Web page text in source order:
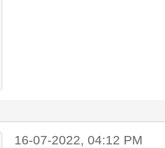
16-07-2022, 04:12 PM